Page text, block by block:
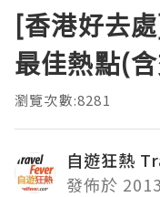
[香港好去
最佳熱點(
瀏覽次數:8281
自遊狂熱
發佈於